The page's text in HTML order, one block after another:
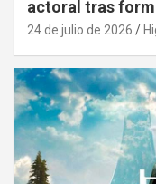
actoral tras
24 de julio de 2026